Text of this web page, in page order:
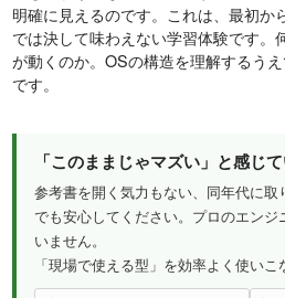
明確に見えるのです。これは、最初か
では決して味わえない学習体験です。
が動くのか。OSの構造を理解するう
です。
「このままじゃマズい」と感じ
参考書を開く気力もない、同年代に
でも安心してください。プロのエン
いません。
「現場で使える型」を効率よく使いこ